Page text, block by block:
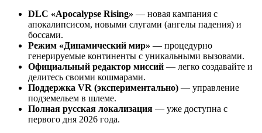
DLC «Apocalypse Rising» — новая кампания с
апокалипсисом, новыми слугами (ангелы падения) и
боссами.
Режим «Динамический мир» — процедурно
генерируемые континенты с уникальными вызовами.
Официальный редактор миссий — легко создавайте и
делитесь своими кошмарами.
Поддержка VR (экспериментально) — управление
подземельем в шлеме.
Полная русская локализация — уже доступна с
первого дня 2026 года.